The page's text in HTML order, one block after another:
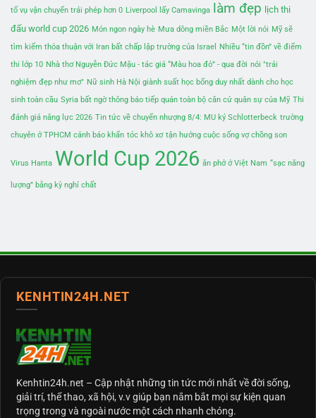
tố vụ vận chuyển trái phép hơn 0 Liverpool lấy Camavinga làm đẹp lịch thi
đấu world cup 2026 Món ngon ngày hè Mưa dông miền Bắc Một lời nói Mỹ sẽ
tìm kiếm thỏa thuận với Iran bất chấp lập trường của Israel
Nhiều “tin đồn” về điểm
thi lớp 10 Nhà thơ Nguyễn Đức Mậu - tác giả “Màu hoa đỏ” - qua đời nói "trải
nghiệm đẹp như mơ" Nữ sinh Hà Nội giành suất học bổng duy nhất dành cho học
sinh toàn cầu Syria bất ngờ thông báo tiếp quản toàn bộ căn cứ quân sự của Mỹ Thi
đánh giá năng lực 2026 Tin tức về chuyển nhượng 8/4: MU ký Schlotterbeck trường
chuyên ở TPHCM cảnh báo khẩn tóc khô xơ tận hưởng cuộc sống vợ chồng son
Virus Hanta World Cup 2026 ăn phở ở Việt Nam “sạc năng
lượng” bằng kỳ nghỉ chất
KENHTIN24H.NET
Kenhtin24h.net – Cập nhật những tin tức mới nhất về đời sống,
giải trí, thể thao, xã hội, v.v giúp bạn nắm bắt mọi sự kiện quan
trọng trong và ngoài nước một cách nhanh chóng.